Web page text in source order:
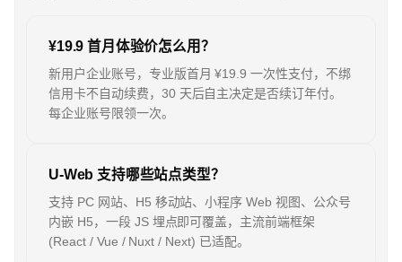
¥19.9 首月体验价怎么用？
新用户企业账号，专业版首月 ¥19.9 一次性支付，不绑
信用卡不自动续费，30 天后自主决定是否续订年付。
每企业账号限领一次。
U-Web 支持哪些站点类型？
支持 PC 网站、H5 移动站、小程序 Web 视图、公众号
内嵌 H5，一段 JS 埋点即可覆盖，主流前端框架
(React / Vue / Nuxt / Next) 已适配。